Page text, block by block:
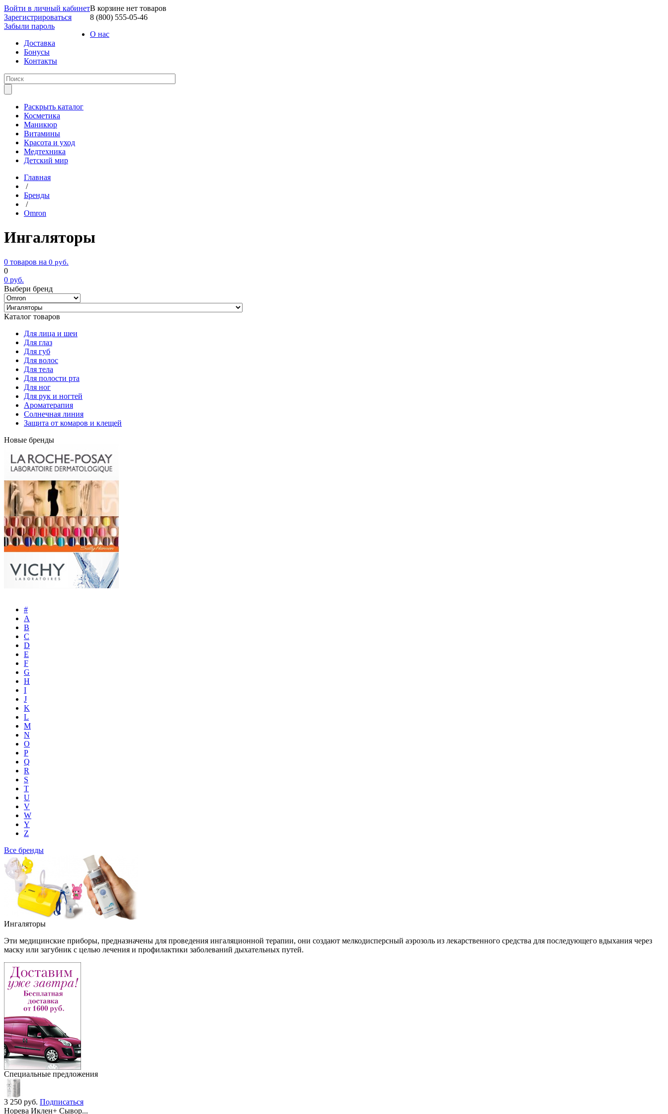
Войти в личный кабинет
Зарегистрироваться
Забыли пароль
В корзине нет товаров
8 (800) 555-05-46
О нас
Доставка
Бонусы
Контакты
Раскрыть каталог
Косметика
Маникюр
Витамины
Красота и уход
Медтехника
Детский мир
Главная
/
Бренды
/
Omron
Ингаляторы
0 товаров на 0 руб.
0
0 руб.
Выбери бренд
Каталог товаров
Для лица и шеи
Для глаз
Для губ
Для волос
Для тела
Для полости рта
Для ног
Для рук и ногтей
Ароматерапия
Солнечная линия
Защита от комаров и клещей
Новые бренды
#
A
B
C
D
E
F
G
H
I
J
K
L
M
N
O
P
Q
R
S
T
U
V
W
Y
Z
Все бренды
Ингаляторы
Эти медицинские приборы, предназначены для проведения ингаляционной терапии, они создают мелкодисперсный аэрозоль из лекарственного средства для последующего вдыхания через
маску или загубник с целью лечения и профилактики заболеваний дыхательных путей.
Специальные предложения
3 250 руб. Подписаться
Норева Иклен+ Сывор...